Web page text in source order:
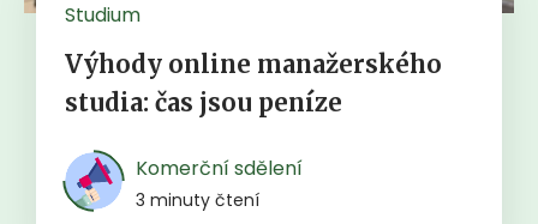
Studium
Výhody online manažerského
studia: čas jsou peníze
Komerční sdělení
3 minuty čtení